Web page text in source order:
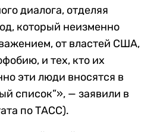
диалога, отделяя
который неизменно
от властей США,
и тех, кто их
эти люди вносятся в
список”», — заявили в
по ТАСС).